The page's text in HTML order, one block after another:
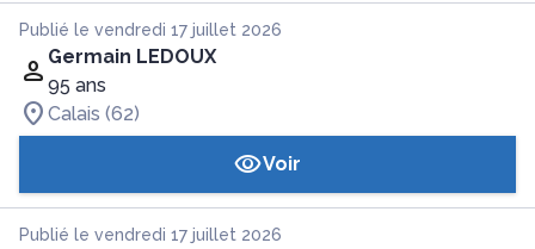
Publié le vendredi 17 juillet 2026
Germain LEDOUX
95 ans
Calais (62)
Voir
Publié le vendredi 17 juillet 2026